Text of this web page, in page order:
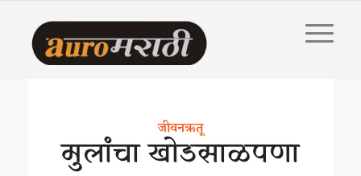
जीवनऋतू
मुलांचा खोडसाळपणा